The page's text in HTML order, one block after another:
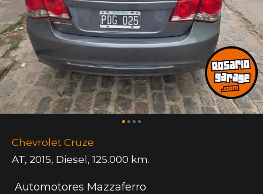
Chevrolet Cruze
AT, 2015, Diesel, 125.000 km.
Automotores Mazzaferro